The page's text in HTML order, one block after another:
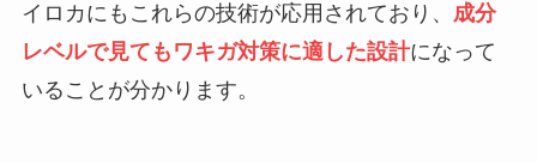
イロカにもこれらの技術が応用されており、 成分
レベルで見てもワキガ対策に適した設計になって
いることが分かります。